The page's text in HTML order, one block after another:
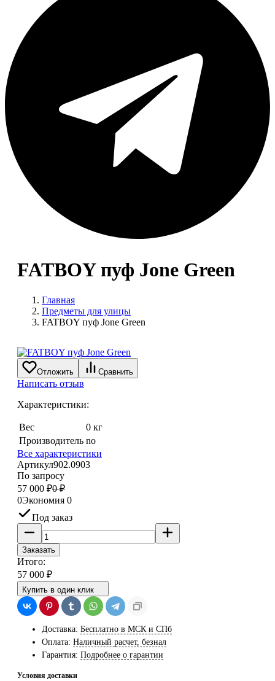
FATBOY пуф Jone Green
Главная
Предметы для улицы
FATBOY пуф Jone Green
Отложить Сравнить
Написать отзыв
Характеристики:
Вес
0 кг
Производитель no
Все характеристики
Артикул902.0903
По запросу
57 000 ₽0 ₽
0Экономия 0
Под заказ
Заказать
Итого:
57 000 ₽
Купить в один клик
Доставка: Бесплатно в МСК и СПб
Оплата: Наличный расчет, безнал
Гарантия: Подробнее о гарантии
Условия доставки